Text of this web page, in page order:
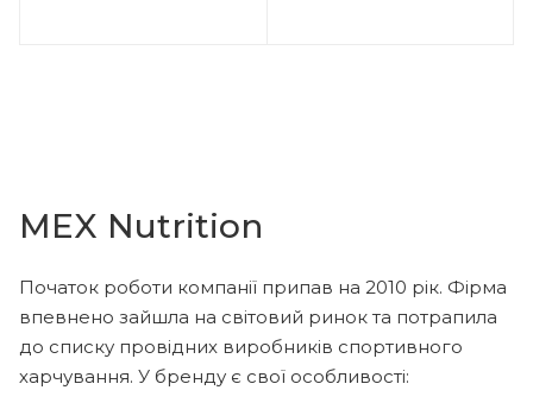
MEX Nutrition
Початок роботи компанії припав на 2010 рік. Фірма
впевнено зайшла на світовий ринок та потрапила
до списку провідних виробників спортивного
харчування. У бренду є свої особливості: